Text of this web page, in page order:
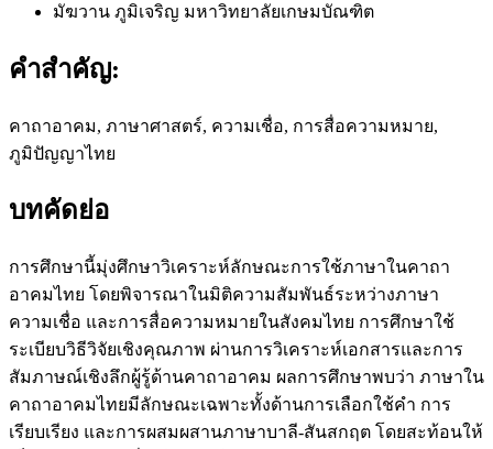
มัฆวาน ภูมิเจริญ มหาวิทยาลัยเกษมบัณฑิต
คำสำคัญ:
คาถาอาคม, ภาษาศาสตร์, ความเชื่อ, การสื่อความหมาย,
ภูมิปัญญาไทย
บทคัดย่อ
การศึกษานี้มุ่งศึกษาวิเคราะห์ลักษณะการใช้ภาษาในคาถา
อาคมไทย โดยพิจารณาในมิติความสัมพันธ์ระหว่างภาษา
ความเชื่อ และการสื่อความหมายในสังคมไทย การศึกษาใช้
ระเบียบวิธีวิจัยเชิงคุณภาพ ผ่านการวิเคราะห์เอกสารและการ
สัมภาษณ์เชิงลึกผู้รู้ด้านคาถาอาคม ผลการศึกษาพบว่า ภาษาใน
คาถาอาคมไทยมีลักษณะเฉพาะทั้งด้านการเลือกใช้คำ การ
เรียบเรียง และการผสมผสานภาษาบาลี-สันสกฤต โดยสะท้อนให้